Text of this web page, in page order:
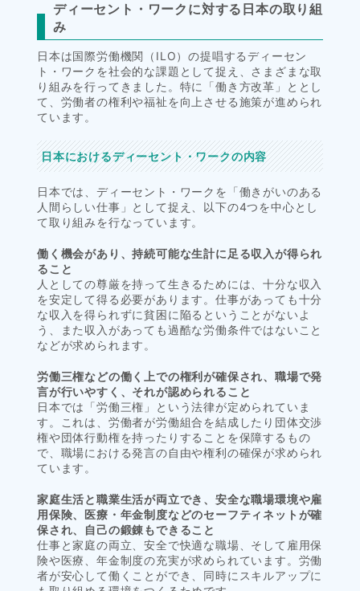
ディーセント・ワークに対する日本の取り組
み
日本は国際労働機関（ILO）の提唱するディーセン
ト・ワークを社会的な課題として捉え、さまざまな取
り組みを行ってきました。特に「働き方改革」ととし
て、労働者の権利や福祉を向上させる施策が進められ
ています。
日本におけるディーセント・ワークの内容
日本では、ディーセント・ワークを「働きがいのある
人間らしい仕事」として捉え、以下の4つを中心とし
て取り組みを行なっています。
働く機会があり、持続可能な生計に足る収入が得られ
ること
人としての尊厳を持って生きるためには、十分な収入
を安定して得る必要があります。仕事があっても十分
な収入を得られずに貧困に陥るということがないよ
う、また収入があっても過酷な労働条件ではないこと
などが求められます。
労働三権などの働く上での権利が確保され、職場で発
言が行いやすく、それが認められること
日本では「労働三権」という法律が定められていま
す。これは、労働者が労働組合を結成したり団体交渉
権や団体行動権を持ったりすることを保障するもの
で、職場における発言の自由や権利の確保が求められ
ています。
家庭生活と職業生活が両立でき、安全な職場環境や雇
用保険、医療・年金制度などのセーフティネットが確
保され、自己の鍛錬もできること
仕事と家庭の両立、安全で快適な職場、そして雇用保
険や医療、年金制度の充実が求められています。労働
者が安心して働くことができ、同時にスキルアップに